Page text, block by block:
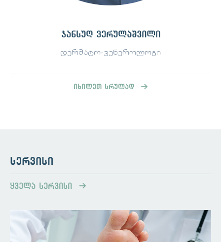
ჯანსუღ ვერულაშვილი
დერმატო-ვენეროლოგი
იხილეთ სრულად
სერვისი
ყველა სერვისი